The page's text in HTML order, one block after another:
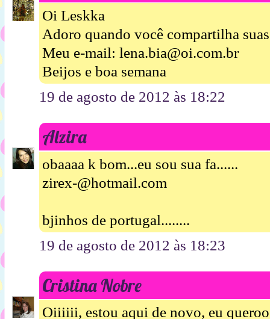
Oi Leskka
Adoro quando você compartilha
Meu e-mail: lena.bia@oi.com.br
Beijos e boa semana
19 de agosto de 2012 às 18:22
Alzira
obaaaa k bom...eu sou sua fa......
zirex-@hotmail.com
bjinhos de portugal........
19 de agosto de 2012 às 18:23
Cristina Nobre
Oiiiiii, estou aqui de novo, eu